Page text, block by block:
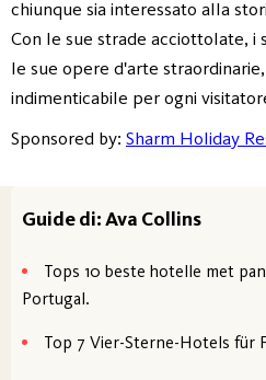
chiunque sia interessato alla
Con le sue strade acciottolate, i
le sue opere d'arte
indimenticabile per ogni
Sponsored by: Sharm Holiday
Guide di: Ava Collins
Tops 10 beste hotelle met
Portugal.
Top 7 Vier-Sterne-Hotels für